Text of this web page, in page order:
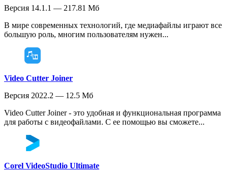
Версия 14.1.1 — 217.81 Мб
В мире современных технологий, где медиафайлы играют все
большую роль, многим пользователям нужен...
Video Cutter Joiner
Версия 2022.2 — 12.5 Мб
Video Cutter Joiner - это удобная и функциональная программа
для работы с видеофайлами. С ее помощью вы сможете...
Corel VideoStudio Ultimate